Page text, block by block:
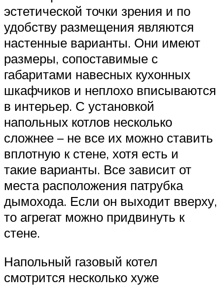
эстетической точки зрения и по
удобству размещения являются
настенные варианты. Они имеют
размеры, сопоставимые с
габаритами навесных кухонных
шкафчиков и неплохо вписываются
в интерьер. С установкой
напольных котлов несколько
сложнее – не все их можно ставить
вплотную к стене, хотя есть и
такие варианты. Все зависит от
места расположения патрубка
дымохода. Если он выходит вверху,
то агрегат можно придвинуть к
стене.
Напольный газовый котел
смотрится несколько хуже